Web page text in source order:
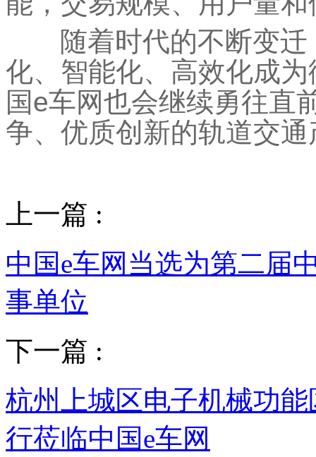
随着时代的不断变迁
化、智能化、高效化成
国e车网也会继续勇往直
争、优质创新的轨道交
上一篇 :
中国e车网当选为第二届
事单位
下一篇 :
杭州上城区电子机械功
行莅临中国e车网